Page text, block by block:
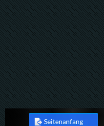
Seitenanfang